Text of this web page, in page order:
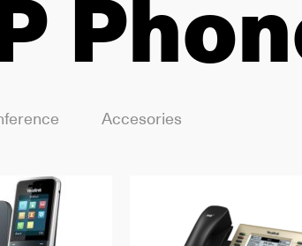
Accesories